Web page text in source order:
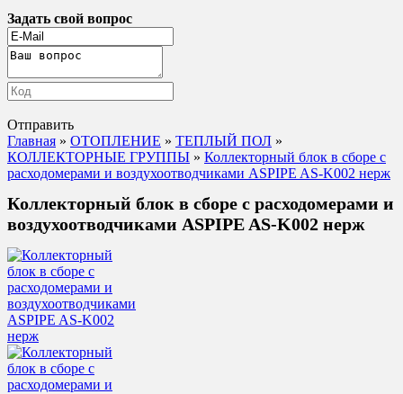
Задать свой вопрос
Отправить
Главная » ОТОПЛЕНИЕ » ТЕПЛЫЙ ПОЛ »
КОЛЛЕКТОРНЫЕ ГРУППЫ » Коллекторный блок в сборе с
расходомерами и воздухоотводчиками ASPIPE AS-K002 нерж
Коллекторный блок в сборе с расходомерами и
воздухоотводчиками ASPIPE AS-K002 нерж